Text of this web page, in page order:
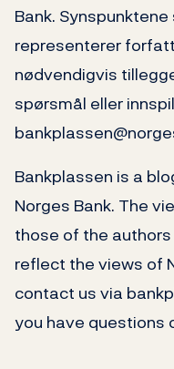
Bank.
representerer
nødvendigvis
spørsmål eller
Bankplassen is a
Norges Bank. The
those of the
reflect the views of
contact us via
you have questions